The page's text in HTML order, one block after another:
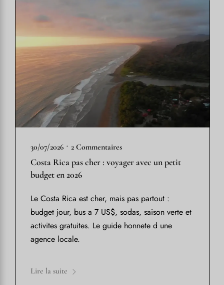
30/07/2026 • 2 Commentaires
Costa Rica pas cher : voyager avec un petit
budget en 2026
Le Costa Rica est cher, mais pas partout :
budget jour, bus a 7 US$, sodas, saison verte et
activites gratuites. Le guide honnete d une
agence locale.
Lire la suite